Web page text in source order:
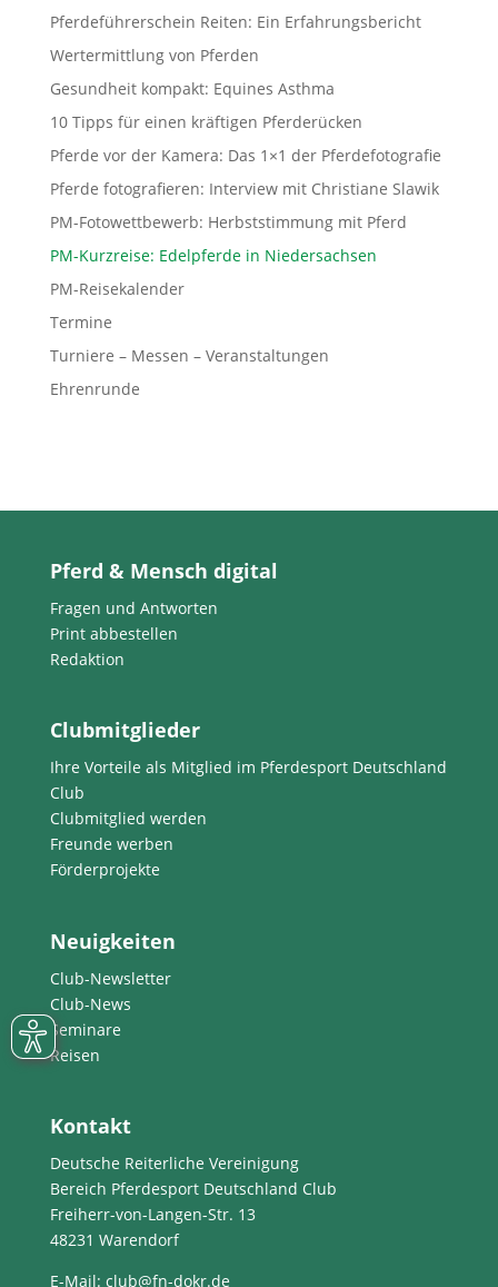
Pferdeführerschein Reiten: Ein Erfahrungsbericht
Wertermittlung von Pferden
Gesundheit kompakt: Equines Asthma
10 Tipps für einen kräftigen Pferderücken
Pferde vor der Kamera: Das 1×1 der Pferdefotografie
Pferde fotografieren: Interview mit Christiane Slawik
PM-Fotowettbewerb: Herbststimmung mit Pferd
PM-Kurzreise: Edelpferde in Niedersachsen
PM-Reisekalender
Termine
Turniere – Messen – Veranstaltungen
Ehrenrunde
Pferd & Mensch digital
Fragen und Antworten
Print abbestellen
Redaktion
Clubmitglieder
Ihre Vorteile als Mitglied im Pferdesport Deutschland
Club
Clubmitglied werden
Freunde werben
Förderprojekte
Neuigkeiten
Club-Newsletter
Club-News
Seminare
Reisen
Kontakt
Deutsche Reiterliche Vereinigung
Bereich Pferdesport Deutschland Club
Freiherr-von-Langen-Str. 13
48231 Warendorf
E-Mail: club@fn-dokr.de